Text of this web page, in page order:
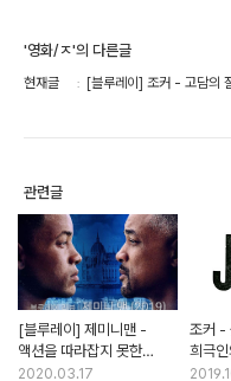
'영화/ㅈ'의 다른글
현재글 [블루레이] 조커 - 고담의
관련글
[블루레이] 제미니맨 -
액션을 따라잡지 못한
드라마
2020.03.17
조커 -
희극